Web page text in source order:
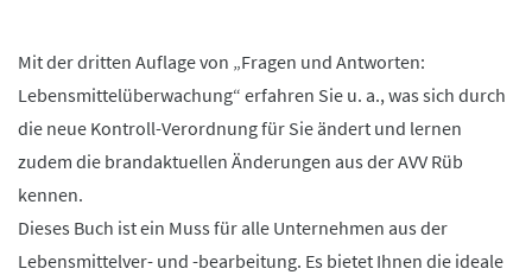
Mit der dritten Auflage von „Fragen und Antworten:
Lebensmittelüberwachung“ erfahren Sie u. a., was sich durch
die neue Kontroll-Verordnung für Sie ändert und lernen
zudem die brandaktuellen Änderungen aus der AVV Rüb
kennen.
Dieses Buch ist ein Muss für alle Unternehmen aus der
Lebensmittelver- und -bearbeitung. Es bietet Ihnen die ideale